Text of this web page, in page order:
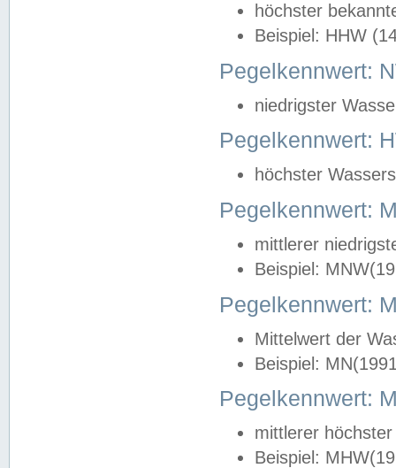
höchster
Beispiel: HHW
Pegelkennwert:
niedrigster
Pegelkennwert:
höchster
Pegelkennwert:
mittlerer
Beispiel:
Pegelkennwert:
Mittelwert der
Beispiel:
Pegelkennwert:
mittlerer
Beispiel: